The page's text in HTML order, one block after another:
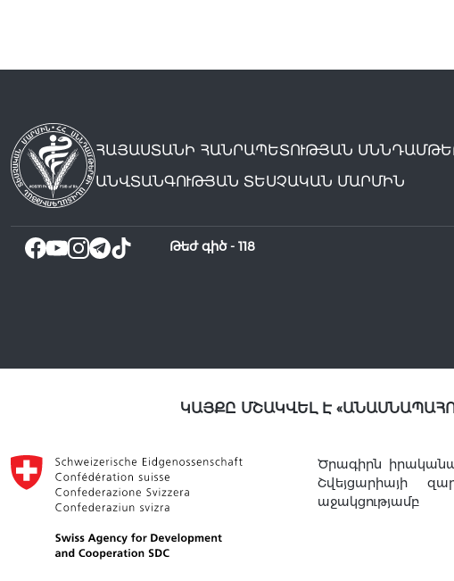
ՀԱՅԱՍՏԱՆԻ ՀԱՆՐԱՊԵՏՈՒԹՅԱՆ
ԱՆՎՏԱՆԳՈՒԹՅԱՆ ՏԵՍՉԱԿԱՆ ՄԱՐՄԻՆ
Թեժ գիծ - 118
ԿԱՅՔԸ ՄՇԱԿՎԵԼ Է
Ծրագիրն
Շվեյցարիայի
աջակցությամբ